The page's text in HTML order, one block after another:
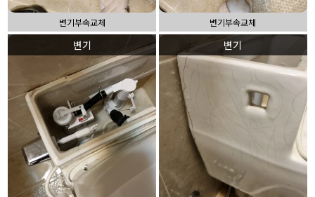
변기부속교체 변기부속교체
변기 변기